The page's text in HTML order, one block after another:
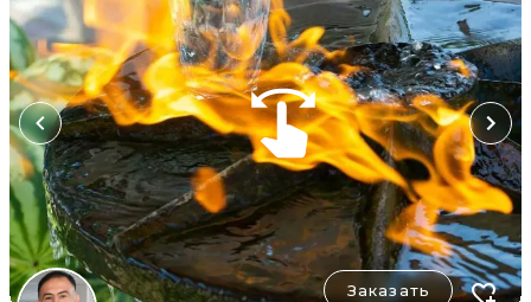
Заказать